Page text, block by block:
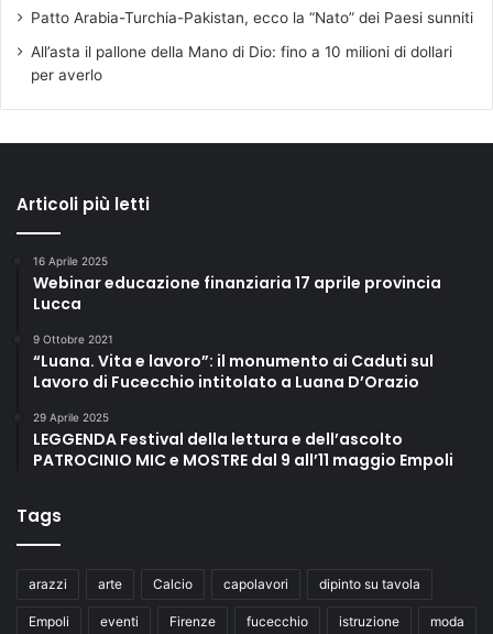
Patto Arabia-Turchia-Pakistan, ecco la “Nato” dei Paesi sunniti
All’asta il pallone della Mano di Dio: fino a 10 milioni di dollari
per averlo
Articoli più letti
16 Aprile 2025
Webinar educazione finanziaria 17 aprile provincia
Lucca
9 Ottobre 2021
“Luana. Vita e lavoro”: il monumento ai Caduti sul
Lavoro di Fucecchio intitolato a Luana D’Orazio
29 Aprile 2025
LEGGENDA Festival della lettura e dell’ascolto
PATROCINIO MIC e MOSTRE dal 9 all’11 maggio Empoli
Tags
arazzi arte Calcio capolavori dipinto su tavola
Empoli eventi Firenze fucecchio istruzione moda